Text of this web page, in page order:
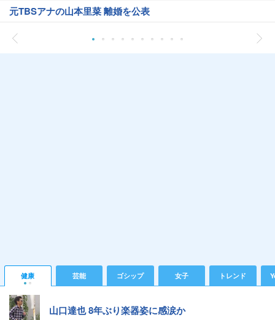
元TBSアナの山本里菜 離婚を公表
健康 芸能 ゴシップ 女子 トレンド
山口達也 8年ぶり楽器姿に感涙か